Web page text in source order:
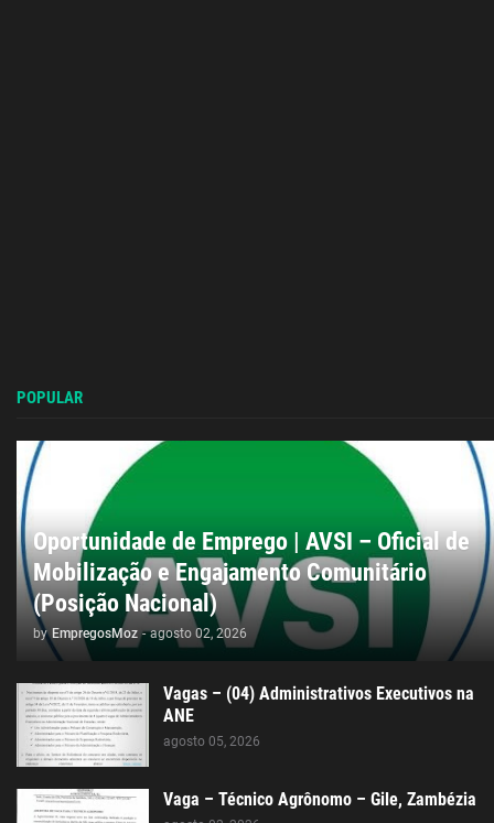
POPULAR
Oportunidade de Emprego | AVSI – Oficial de
Mobilização e Engajamento Comunitário
(Posição Nacional)
by EmpregosMoz - agosto 02, 2026
Vagas – (04) Administrativos Executivos na
ANE
agosto 05, 2026
Vaga – Técnico Agrônomo – Gile, Zambézia